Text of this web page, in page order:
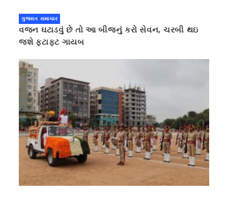
ગુજરાત સમાચાર
વજન ઘટાડવું છે તો આ બીજનું કરો સેવન, ચરબી થઇ
જશે ફટાફટ ગાયબ